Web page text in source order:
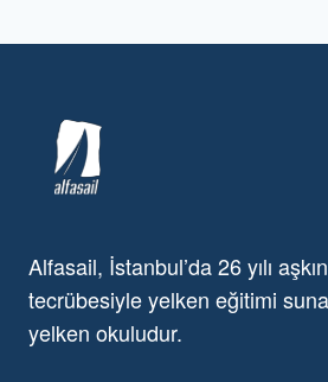
Alfasail, İstanbul’da 26 yılı
tecrübesiyle yelken eğitimi
yelken okuludur.